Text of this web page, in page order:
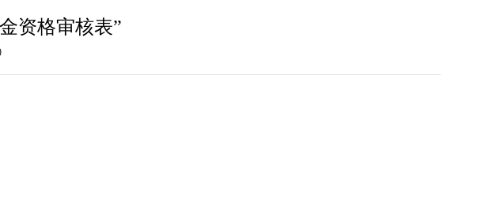
资格审核表”